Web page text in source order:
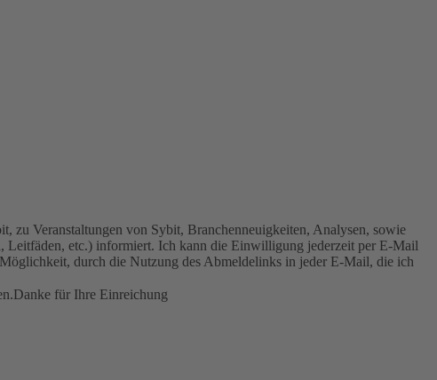
zu Veranstaltungen von Sybit, Branchenneuigkeiten, Analysen, sowie
Leitfäden, etc.) informiert. Ich kann die Einwilligung jederzeit per E-Mail
durch die Nutzung des Abmeldelinks in jeder E-Mail, die ich
Danke für Ihre Einreichung